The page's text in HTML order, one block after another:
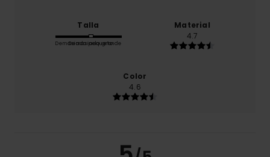
Talla
Demasiado pequeño
Demasiado grande
Material
4.7
Color
4.6